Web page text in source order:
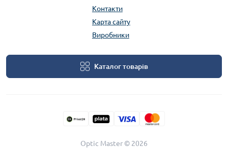
Контакти
Карта сайту
Виробники
Каталог товарів
Optic Master © 2026